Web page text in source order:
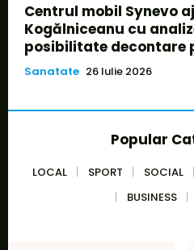
Centrul mobil Synevo
Kogălniceanu cu
posibilitate decontare
Sanatate 26 Iulie 2026
Popular
LOCAL SPORT SOCIAL
BUSINESS